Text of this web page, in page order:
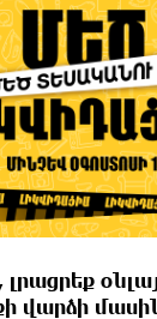
, լրացրեք
վարձի